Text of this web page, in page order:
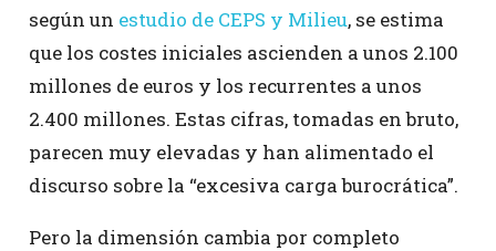
según un estudio de CEPS y Milieu, se estima
que los costes iniciales ascienden a unos 2.100
millones de euros y los recurrentes a unos
2.400 millones. Estas cifras, tomadas en bruto,
parecen muy elevadas y han alimentado el
discurso sobre la “excesiva carga burocrática”.
Pero la dimensión cambia por completo